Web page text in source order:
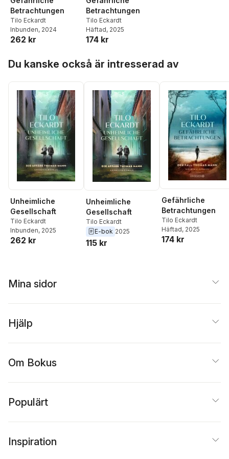
Gramoschke
Betrachtungen
Tilo Eckardt
Inbunden, 2024
262 kr
Betrachtungen
Tilo Eckardt
Häftad, 2025
174 kr
Du kanske också är intresserad av
Unheimliche
Gesellschaft
Tilo Eckardt
Inbunden, 2025
262 kr
Unheimliche
Gesellschaft
Tilo Eckardt
E-bok 2025
115 kr
Gefährliche
Betrachtungen
Tilo Eckardt
Häftad, 2025
174 kr
Mina sidor
Hjälp
Om Bokus
Populärt
Inspiration